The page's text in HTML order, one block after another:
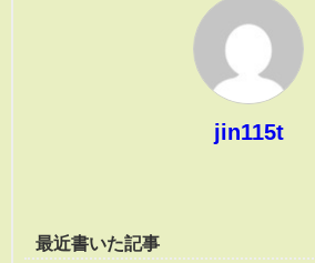
jin115t
最近書いた記事